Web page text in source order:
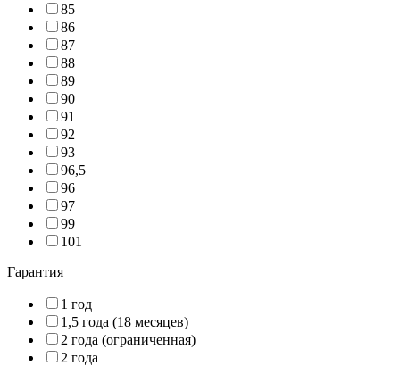
85
86
87
88
89
90
91
92
93
96,5
96
97
99
101
Гарантия
1 год
1,5 года (18 месяцев)
2 года (ограниченная)
2 года